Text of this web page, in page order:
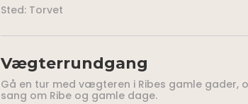
Sted: Torvet
Vægterrundgang
Gå en tur med vægteren i Ribes gamle
sang om Ribe og gamle dage.